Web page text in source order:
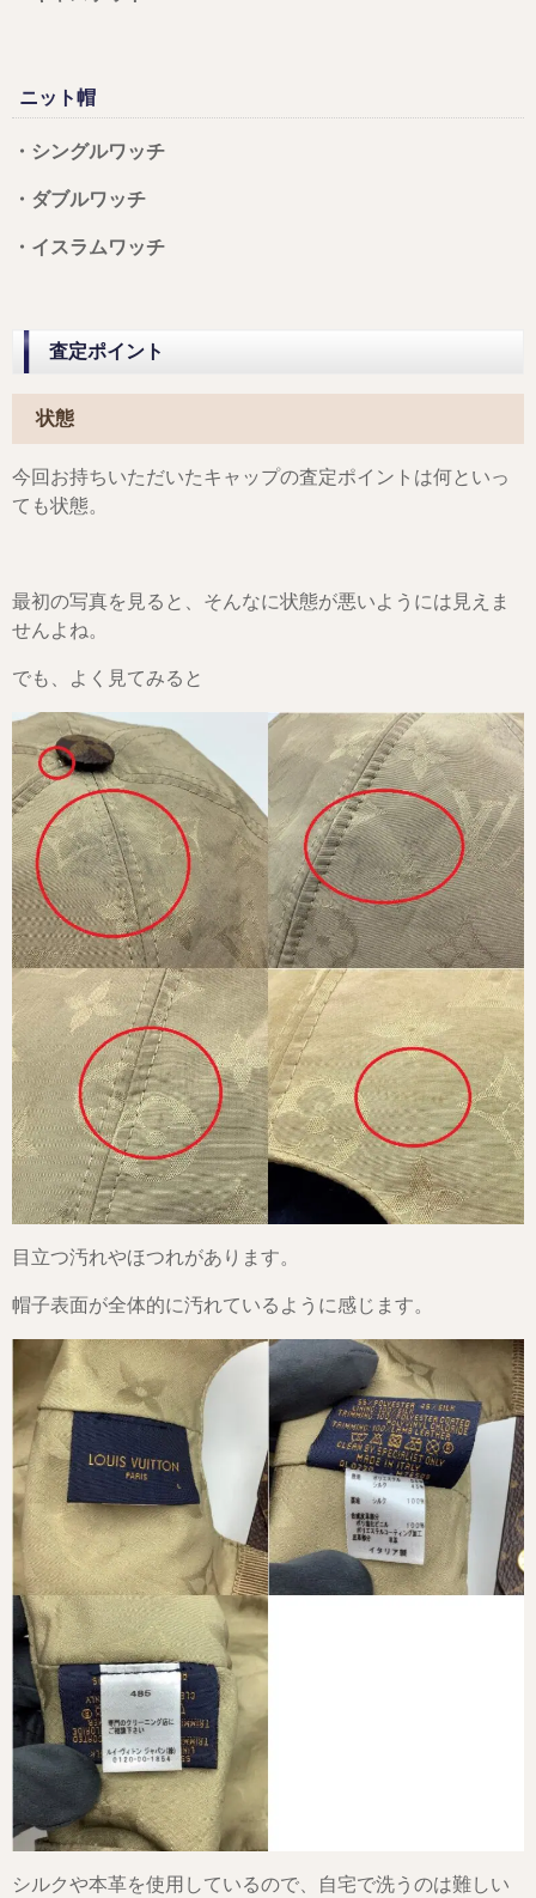
ニット帽
・シングルワッチ
・ダブルワッチ
・イスラムワッチ
査定ポイント
状態
今回お持ちいただいたキャップの査定ポイントは何といっ
ても状態。
最初の写真を見ると、そんなに状態が悪いようには見えま
せんよね。
でも、よく見てみると
目立つ汚れやほつれがあります。
帽子表面が全体的に汚れているように感じます。
シルクや本革を使用しているので、自宅で洗うのは難しい